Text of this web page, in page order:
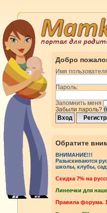
Добро
Имя
Пароль:
Запомнить меня
Забыли пароль?
Обратите
ВНИМАНИЕ!!!
Разыскиваются
школы, клубы,
Cкидка 7% на
Линеечки для
Правила форума.